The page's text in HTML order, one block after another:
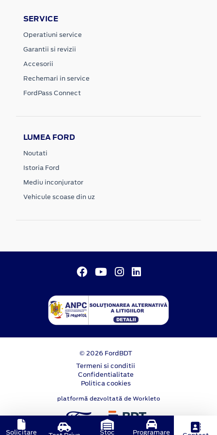
SERVICE
Operatiuni service
Garantii si revizii
Accesorii
Rechemari in service
FordPass Connect
LUMEA FORD
Noutati
Istoria Ford
Mediu inconjurator
Vehicule scoase din uz
© 2026 FordBDT
Termeni si conditii
Confidentialitate
Politica cookies
platformă dezvoltată de Workleto
Solicitare Stoc Programare